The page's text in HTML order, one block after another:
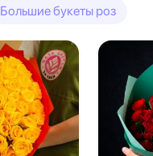
Большие букеты роз